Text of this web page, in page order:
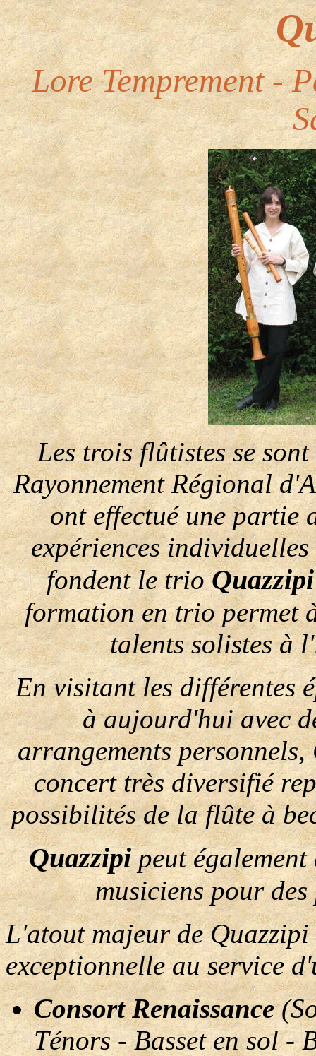
Lore Temprement -
Les trois flûtistes se
Rayonnement Régional
ont effectué une partie
expériences
fondent le trioQuazzipi
formation en trio permet
talents solistes à
En visitant les différentes
à aujourd'hui avec
arrangements
concert très diversifié
possibilités de la flûte à
Quazzipipeut
musiciens pour
L'atout majeur de
exceptionnelle au service
Consort Renaissance
Ténors - Basset en sol -